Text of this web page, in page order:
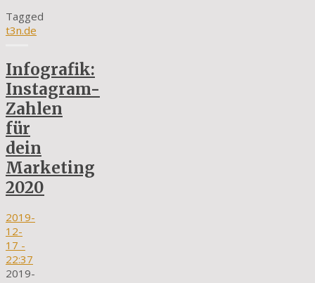
Tagged
t3n.de
Infografik:
Instagram-
Zahlen
für
dein
Marketing
2020
2019-
12-
17 -
22:37
2019-